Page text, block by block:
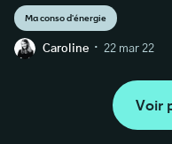
Ma conso d'énergie
Caroline · 22 mar 22
Voir